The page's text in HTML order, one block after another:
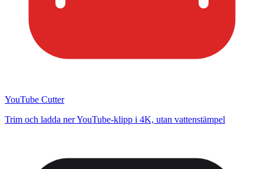
YouTube Cutter
Trim och ladda ner YouTube-klipp i 4K, utan vattenstämpel